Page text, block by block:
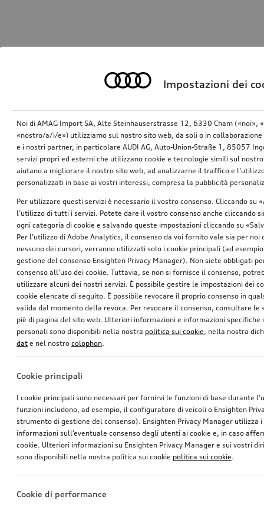
Impostazioni dei
Noi di AMAG Import SA, Alte Steinhauserstrasse 12, 6330 Cham («noi»,
«nostro/a/i/e») utilizziamo sul nostro sito web, da soli o in
e i nostri partner, in particolare AUDI AG, Auto-Union-Straße 1, 85057
servizi propri ed esterni che utilizzano cookie e tecnologie simili sul
aiutano a migliorare il nostro sito web, ad analizzarne il traffico e
personalizzati in base ai vostri interessi, compresa la pubblicità
Per utilizzare questi servizi è necessario il vostro consenso. Cliccando
l’utilizzo di tutti i servizi. Potete dare il vostro consenso anche cliccando
ogni categoria di cookie e salvando queste impostazioni cliccando su
Per l’utilizzo di Adobe Analytics, il consenso da voi fornito vale sia per noi
nessuno dei cursori, verranno utilizzati solo i cookie principali (ad
gestione del consenso Ensighten Privacy Manager). Non siete obbligati
consenso all’uso dei cookie. Tuttavia, se non si fornisce il consenso,
utilizzare alcuni dei nostri servizi. È possibile gestire le impostazioni dei
cookie elencate di seguito. È possibile revocare il proprio consenso in
valida dal momento della revoca. Per revocare il consenso, consultare le
piè di pagina del sito web. Ulteriori informazioni e informazioni specifiche
personali sono disponibili nella nostra politica sui cookie, nella nostra
dat e nel nostro colophon.
Cookie principali
I cookie principali sono necessari per fornirvi le funzioni di base durante
funzioni includono, ad esempio, il configuratore di veicoli o Ensighten
strumento di gestione del consenso). Ensighten Privacy Manager utilizza
informazioni sull’eventuale consenso degli utenti ai cookie e, in caso
cookie. Ulteriori informazioni su Ensighten Privacy Manager e sui vostri
sono disponibili nella nostra politica sui cookie politica sui cookie.
Cookie di performance